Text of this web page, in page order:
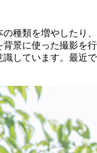
種類を増やしたり
景に使った撮影を
しています。最近